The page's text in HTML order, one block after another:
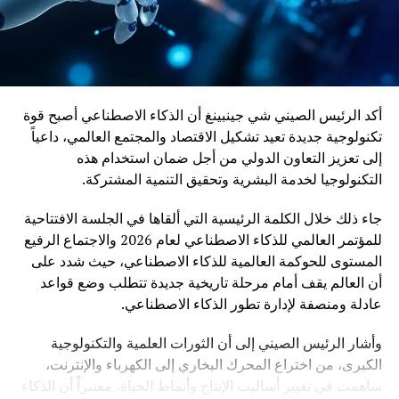
أكد الرئيس الصيني شي جينبينغ أن الذكاء الاصطناعي أصبح قوة
تكنولوجية جديدة تعيد تشكيل الاقتصاد والمجتمع العالمي، داعياً
إلى تعزيز التعاون الدولي من أجل ضمان استخدام هذه
التكنولوجيا لخدمة البشرية وتحقيق التنمية المشتركة.
جاء ذلك خلال الكلمة الرئيسية التي ألقاها في الجلسة الافتتاحية
للمؤتمر العالمي للذكاء الاصطناعي لعام 2026 والاجتماع الرفيع
المستوى للحوكمة العالمية للذكاء الاصطناعي، حيث شدد على
أن العالم يقف أمام مرحلة تاريخية جديدة تتطلب وضع قواعد
عادلة ومنصفة لإدارة تطور الذكاء الاصطناعي.
وأشار الرئيس الصيني إلى أن الثورات العلمية والتكنولوجية
الكبرى، من اختراع المحرك البخاري إلى الكهرباء والإنترنت،
ساهمت في تغيير أساليب الإنتاج وأنماط الحياة، معتبراً أن الذكاء